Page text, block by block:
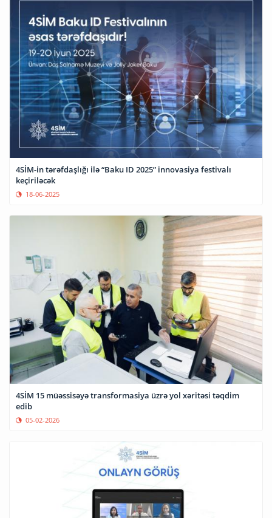
4SİM-in tərəfdaşlığı ilə “Baku ID 2025” innovasiya festivalı
keçiriləcək
18-06-2025
4SİM 15 müəssisəyə transformasiya üzrə yol xəritəsi təqdim
edib
05-02-2026